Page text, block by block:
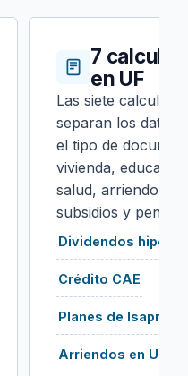
7
en UF
Las siete
separan los datos
el tipo de
vivienda,
salud, arriendo,
subsidios y
Dividendos
Crédito CAE
Planes de Isapre
Arriendos en UF